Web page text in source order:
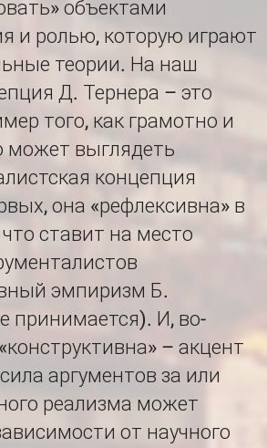
объектами
и ролью, которую играют
теории. На наш
Д. Тернера – это
того, как грамотно и
может выглядеть
концепция
она «рефлексивна» в
ставит на место
эмпиризм Б.
принимается). И, во-
– акцент
аргументов за или
реализма может
от научного